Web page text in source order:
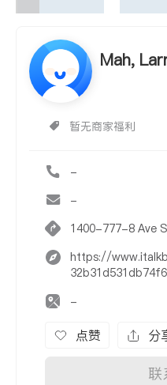
Mah,
暂无商家福利
-
-
1400-777-8 Ave
https://
-
点赞 分
联